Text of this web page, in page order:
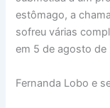
estômago, a
sofreu várias
em 5 de agosto de
Fernanda Lobo e